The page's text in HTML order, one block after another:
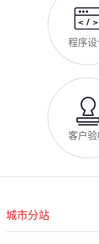
程序
客户
城市分站